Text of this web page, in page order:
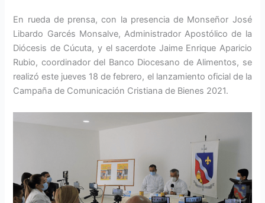
En rueda de prensa, con la presencia de Monseñor José
Libardo Garcés Monsalve, Administrador Apostólico de la
Diócesis de Cúcuta, y el sacerdote Jaime Enrique Aparicio
Rubio, coordinador del Banco Diocesano de Alimentos, se
realizó este jueves 18 de febrero, el lanzamiento oficial de la
Campaña de Comunicación Cristiana de Bienes 2021.